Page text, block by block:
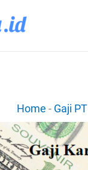
Home - Gaji PT